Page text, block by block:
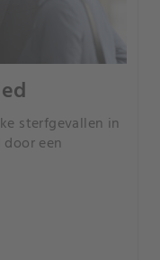
sterfgevallen in
een